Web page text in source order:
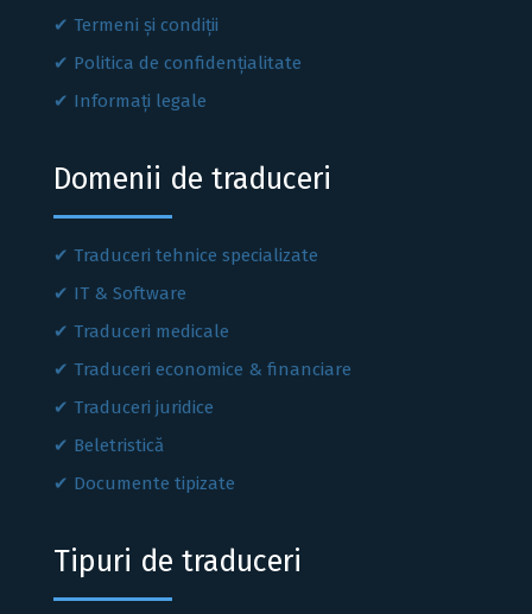
Termeni și condiții
Politica de confidențialitate
Informați legale
Domenii de traduceri
Traduceri tehnice specializate
IT & Software
Traduceri medicale
Traduceri economice & financiare
Traduceri juridice
Beletristică
Documente tipizate
Tipuri de traduceri